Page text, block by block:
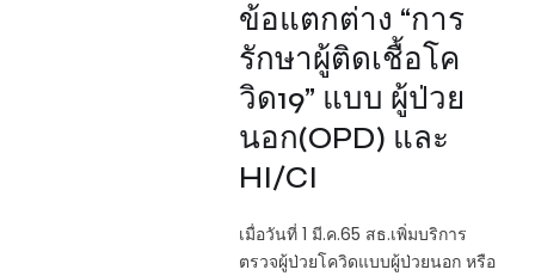
ข้อแตกต่าง “การ
รักษาผู้ติดเชื้อโค
วิด19” แบบ ผู้ป่วย
นอก(OPD) และ
HI/CI
เมื่อวันที่ 1 มี.ค.65 สธ.เพิ่มบริการ
ตรวจผู้ป่วยโควิดแบบผู้ป่วยนอก หรือ